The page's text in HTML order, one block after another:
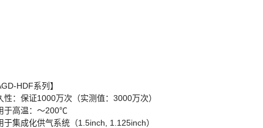
HDF系列】
性：保证1000万次（实测值：3000万次）
于高温：～200℃
于集成化供气系统（1.5inch, 1.125inch）